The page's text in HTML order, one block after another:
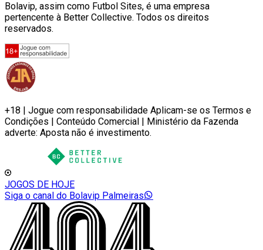
Bolavip, assim como Futbol Sites, é uma empresa
pertencente à Better Collective. Todos os direitos
reservados.
+18 | Jogue com responsabilidade Aplicam-se os Termos e
Condições | Conteúdo Comercial | Ministério da Fazenda
adverte: Aposta não é investimento.
JOGOS DE HOJE
Siga o canal do Bolavip Palmeiras